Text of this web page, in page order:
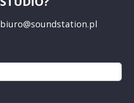
biuro@soundstation.pl